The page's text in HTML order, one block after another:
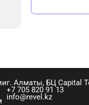
г. Алматы, ​БЦ Capital
+7 705 820 91 13
info@revel.kz